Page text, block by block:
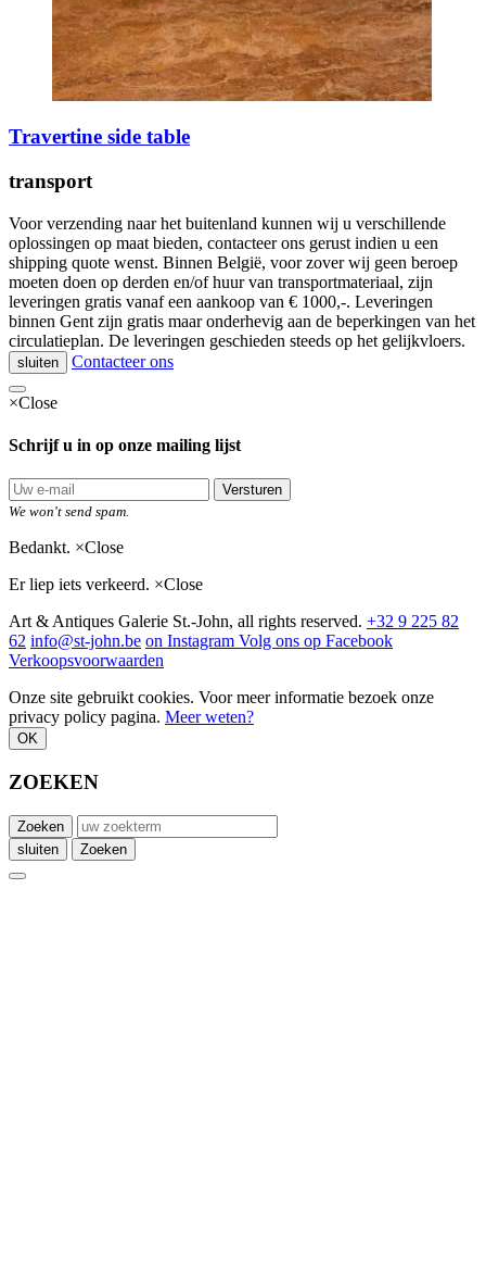
Travertine side table
transport
Voor verzending naar het buitenland kunnen wij u verschillende
oplossingen op maat bieden, contacteer ons gerust indien u een
shipping quote wenst. Binnen België, voor zover wij geen beroep
moeten doen op derden en/of huur van transportmateriaal, zijn
leveringen gratis vanaf een aankoop van € 1000,-. Leveringen
binnen Gent zijn gratis maar onderhevig aan de beperkingen van het
circulatieplan. De leveringen geschieden steeds op het gelijkvloers.
sluiten Contacteer ons
×Close
Schrijf u in op onze mailing lijst
Versturen
We won't send spam.
Bedankt. ×Close
Er liep iets verkeerd. ×Close
Art & Antiques Galerie St.-John, all rights reserved. +32 9 225 82
62 info@st-john.be on Instagram Volg ons op Facebook
Verkoopsvoorwaarden
Onze site gebruikt cookies. Voor meer informatie bezoek onze
privacy policy pagina. Meer weten?
OK
ZOEKEN
Zoeken
sluiten
Zoeken